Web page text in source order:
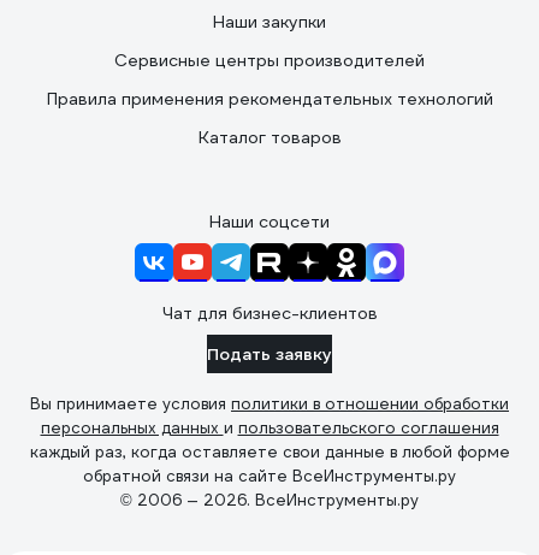
Наши закупки
Сервисные центры производителей
Правила применения рекомендательных технологий
Каталог товаров
Наши соцсети
Чат для бизнес-клиентов
Подать заявку
Вы принимаете условия политики в отношении обработки
персональных данных и пользовательского соглашения
каждый раз, когда оставляете свои данные в любой форме
обратной связи на сайте ВсеИнструменты.ру
© 2006 — 2026. ВсеИнструменты.ру